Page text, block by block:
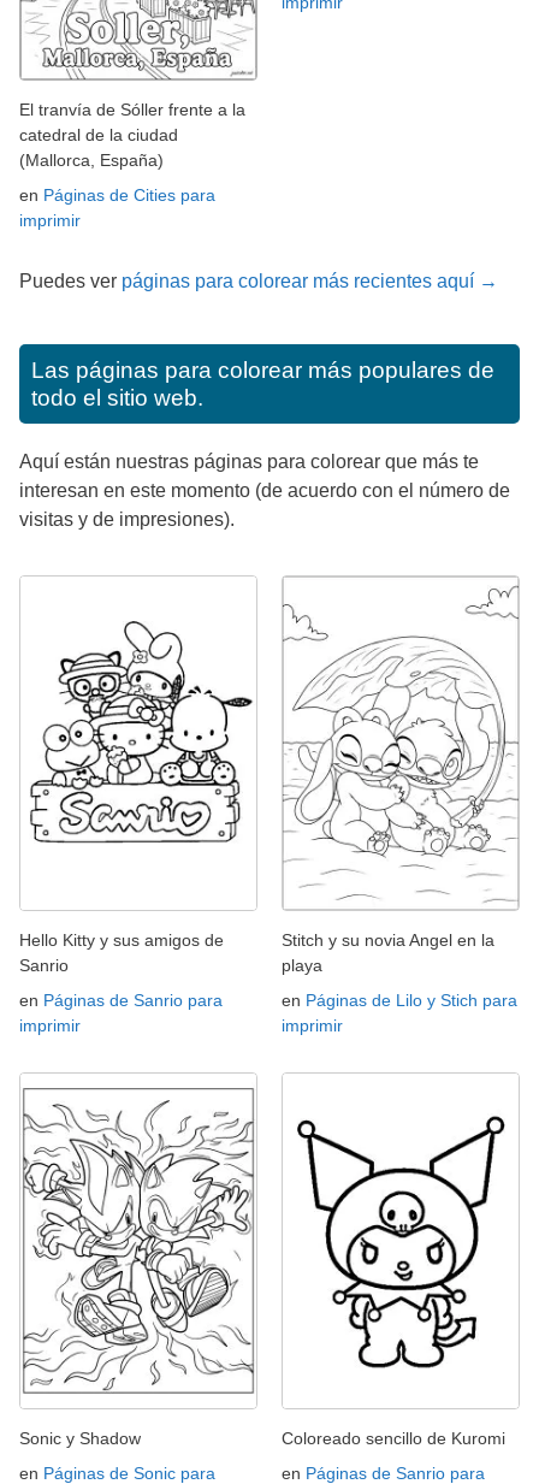
El tranvía de Sóller frente a la
catedral de la ciudad
(Mallorca, España)
en Páginas de Cities para
imprimir
Puedes ver páginas para colorear más recientes aquí →
Las páginas para colorear más populares de
todo el sitio web.
Aquí están nuestras páginas para colorear que más te
interesan en este momento (de acuerdo con el número de
visitas y de impresiones).
Hello Kitty y sus amigos de
Sanrio
en Páginas de Sanrio para
imprimir
Stitch y su novia Angel en la
playa
en Páginas de Lilo y Stich para
imprimir
Sonic y Shadow
en Páginas de Sonic para
Coloreado sencillo de Kuromi
en Páginas de Sanrio para